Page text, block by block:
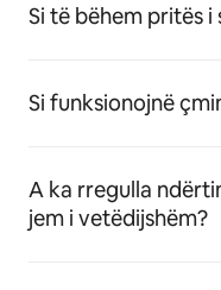
Si të bëhem pritës i
Si funksionojnë
A ka rregulla
jem i vetëdijshëm?